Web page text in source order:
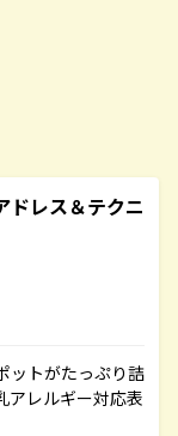
レス＆テクニ
ットがたっぷり詰
アレルギー対応表